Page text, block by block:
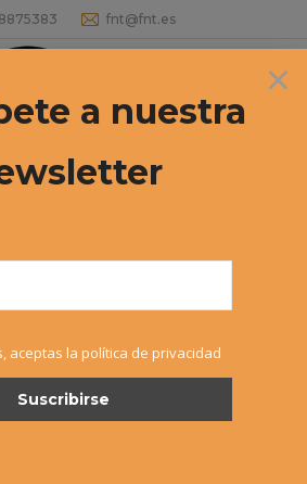
fnt@fnt.es
de los Masters 2017
19
×
a nuestra
aceptas la política de privacidad